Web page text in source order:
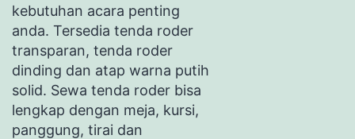
kebutuhan acara penting
anda. Tersedia tenda roder
transparan, tenda roder
dinding dan atap warna putih
solid. Sewa tenda roder bisa
lengkap dengan meja, kursi,
panggung, tirai dan